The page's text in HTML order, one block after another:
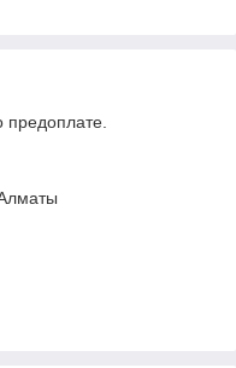
предоплате.